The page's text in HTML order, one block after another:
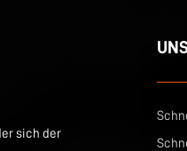
sich der